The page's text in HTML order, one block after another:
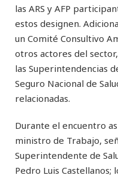
las ARS y AFP
estos designen.
un Comité Consultivo
otros actores del
las Superintendencias
Seguro Nacional de
relacionadas.
Durante el encuentro
ministro de Trabajo,
Superintendente de
Pedro Luis